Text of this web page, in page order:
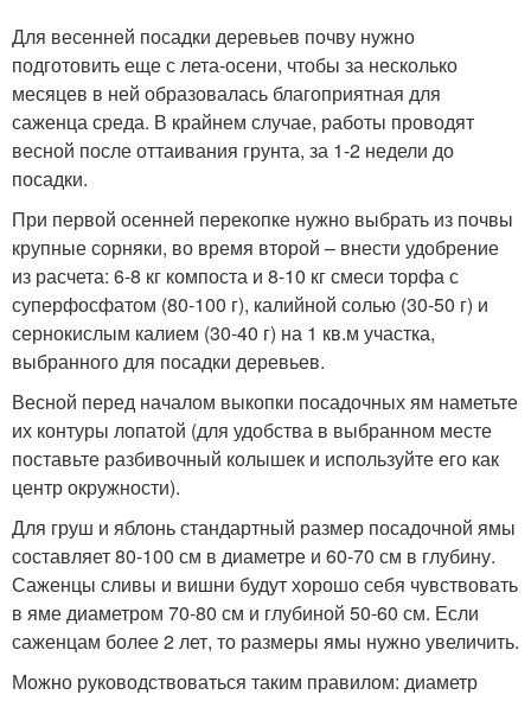
Для весенней посадки деревьев почву нужно
подготовить еще с лета-осени, чтобы за несколько
месяцев в ней образовалась благоприятная для
саженца среда. В крайнем случае, работы проводят
весной после оттаивания грунта, за 1-2 недели до
посадки.
При первой осенней перекопке нужно выбрать из почвы
крупные сорняки, во время второй – внести удобрение
из расчета: 6-8 кг компоста и 8-10 кг смеси торфа с
суперфосфатом (80-100 г), калийной солью (30-50 г) и
сернокислым калием (30-40 г) на 1 кв.м участка,
выбранного для посадки деревьев.
Весной перед началом выкопки посадочных ям наметьте
их контуры лопатой (для удобства в выбранном месте
поставьте разбивочный колышек и используйте его как
центр окружности).
Для груш и яблонь стандартный размер посадочной ямы
составляет 80-100 см в диаметре и 60-70 см в глубину.
Саженцы сливы и вишни будут хорошо себя чувствовать
в яме диаметром 70-80 см и глубиной 50-60 см. Если
саженцам более 2 лет, то размеры ямы нужно увеличить.
Можно руководствоваться таким правилом: диаметр